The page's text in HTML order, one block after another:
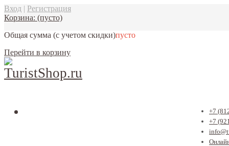
Вход | Регистрация
Корзина: (пусто)
Общая сумма (с учетом скидки)пусто
Перейти в корзину
+7
+7